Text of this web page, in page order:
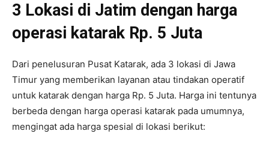
3 Lokasi di Jatim dengan harga
operasi katarak Rp. 5 Juta
Dari penelusuran Pusat Katarak, ada 3 lokasi di Jawa
Timur yang memberikan layanan atau tindakan operatif
untuk katarak dengan harga Rp. 5 Juta. Harga ini tentunya
berbeda dengan harga operasi katarak pada umumnya,
mengingat ada harga spesial di lokasi berikut: